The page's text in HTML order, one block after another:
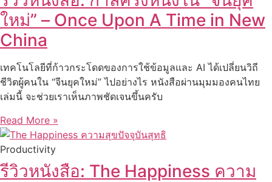
ใหม่” – Once Upon A Time in New
China
เทคโนโลยีที่ก้าวกระโดดของการใช้ข้อมูลและ AI ได้เปลี่ยนวิถี
ชีวิตผู้คนใน “จีนยุคใหม่” ไปอย่างไร หนังสือผ่านมุมมองคนไทย
เล่มนี้ จะช่วยเราเห็นภาพชัดเจนขึ้นครับ
Read More »
Productivity
รีวิวหนังสือ: The Happiness ความ